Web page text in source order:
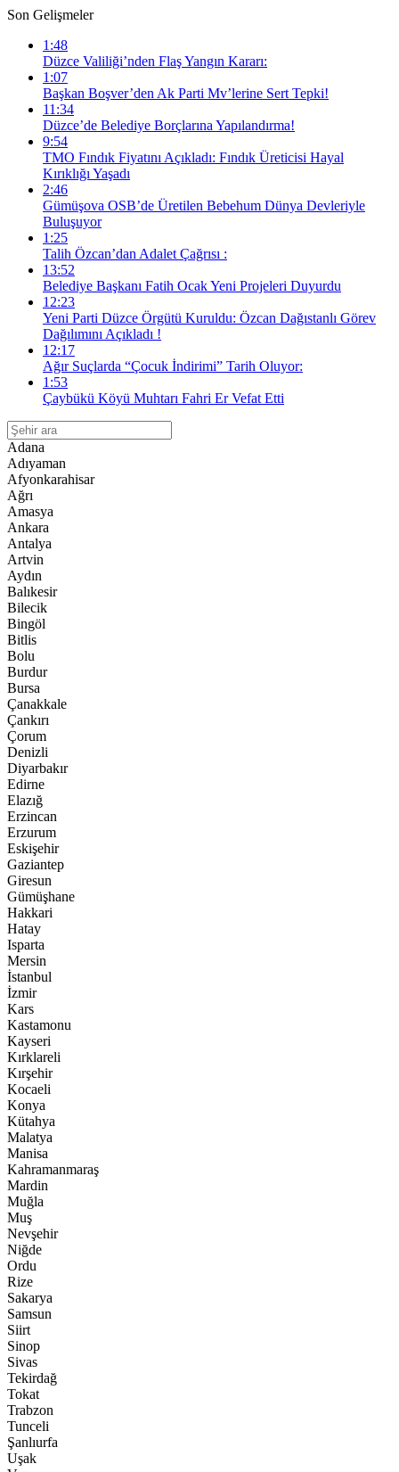
Son Gelişmeler
1:48
Düzce Valiliği’nden Flaş Yangın Kararı:
1:07
Başkan Boşver’den Ak Parti Mv’lerine Sert Tepki!
11:34
Düzce’de Belediye Borçlarına Yapılandırma!
9:54
TMO Fındık Fiyatını Açıkladı: Fındık Üreticisi Hayal
Kırıklığı Yaşadı
2:46
Gümüşova OSB’de Üretilen Bebehum Dünya Devleriyle
Buluşuyor
1:25
Talih Özcan’dan Adalet Çağrısı :
13:52
Belediye Başkanı Fatih Ocak Yeni Projeleri Duyurdu
12:23
Yeni Parti Düzce Örgütü Kuruldu: Özcan Dağıstanlı Görev
Dağılımını Açıkladı !
12:17
Ağır Suçlarda “Çocuk İndirimi” Tarih Oluyor:
1:53
Çaybükü Köyü Muhtarı Fahri Er Vefat Etti
Adana
Adıyaman
Afyonkarahisar
Ağrı
Amasya
Ankara
Antalya
Artvin
Aydın
Balıkesir
Bilecik
Bingöl
Bitlis
Bolu
Burdur
Bursa
Çanakkale
Çankırı
Çorum
Denizli
Diyarbakır
Edirne
Elazığ
Erzincan
Erzurum
Eskişehir
Gaziantep
Giresun
Gümüşhane
Hakkari
Hatay
Isparta
Mersin
İstanbul
İzmir
Kars
Kastamonu
Kayseri
Kırklareli
Kırşehir
Kocaeli
Konya
Kütahya
Malatya
Manisa
Kahramanmaraş
Mardin
Muğla
Muş
Nevşehir
Niğde
Ordu
Rize
Sakarya
Samsun
Siirt
Sinop
Sivas
Tekirdağ
Tokat
Trabzon
Tunceli
Şanlıurfa
Uşak